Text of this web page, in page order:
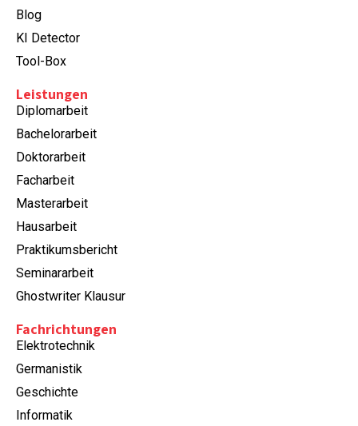
Blog
KI Detector
Tool-Box
Leistungen
Diplomarbeit
Bachelorarbeit
Doktorarbeit
Facharbeit
Masterarbeit
Hausarbeit
Praktikumsbericht
Seminararbeit
Ghostwriter Klausur
Fachrichtungen
Elektrotechnik
Germanistik
Geschichte
Informatik